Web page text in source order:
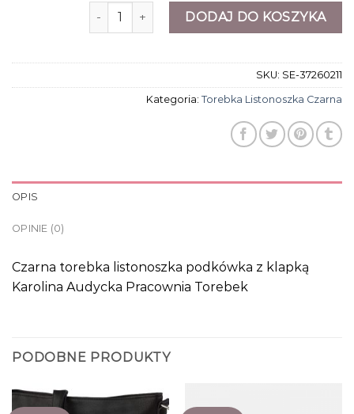
ilość torebka listonoszka czarna
DODAJ DO KOSZYKA
SKU: SE-37260211
Kategoria: Torebka Listonoszka Czarna
OPIS
OPINIE (0)
Czarna torebka listonoszka podkówka z klapką
Karolina Audycka Pracownia Torebek
PODOBNE PRODUKTY